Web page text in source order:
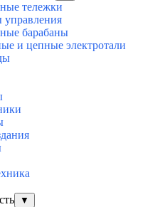
тележки
управления
барабаны
и цепные электротали
▼